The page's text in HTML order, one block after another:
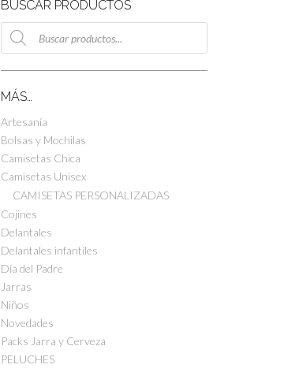
BUSCAR PRODUCTOS
Búsqueda
de
productos
MÁS…
Artesanía
Bolsas y Mochilas
Camisetas Chica
Camisetas Unisex
CAMISETAS PERSONALIZADAS
Cojines
Delantales
Delantales infantiles
Día del Padre
Jarras
Niños
Novedades
Packs Jarra y Cerveza
PELUCHES